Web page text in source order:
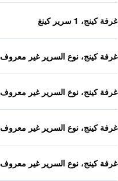
غرفة كينج، 1 سرير كينغ
غرفة كينج، نوع السرير غير معروف
غرفة كينج، نوع السرير غير معروف
غرفة كينج، نوع السرير غير معروف
غرفة كينج، نوع السرير غير معروف